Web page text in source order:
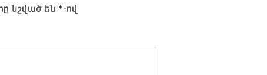
նշված են *-ով